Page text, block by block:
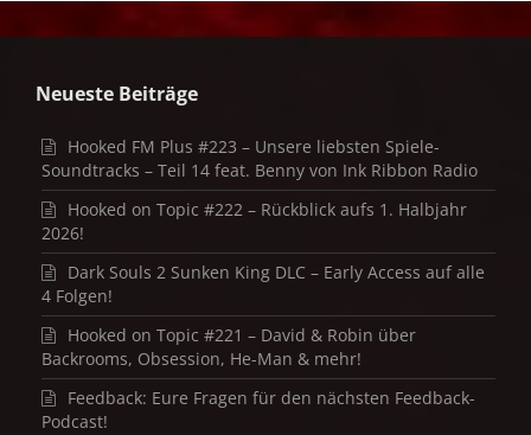
Neueste Beiträge
Hooked FM Plus #223 – Unsere liebsten Spiele-
Soundtracks – Teil 14 feat. Benny von Ink Ribbon Radio
Hooked on Topic #222 – Rückblick aufs 1. Halbjahr
2026!
Dark Souls 2 Sunken King DLC – Early Access auf alle
4 Folgen!
Hooked on Topic #221 – David & Robin über
Backrooms, Obsession, He-Man & mehr!
Feedback: Eure Fragen für den nächsten Feedback-
Podcast!